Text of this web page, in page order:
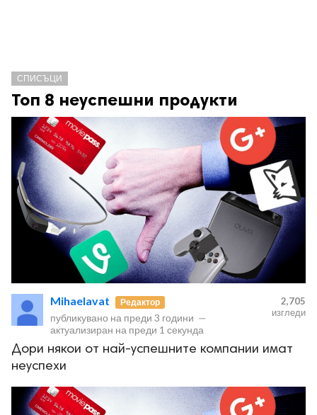
СПИСЪЦИ
Топ 8 неуспешни продукти
Mihaelavat Редактор
публикувано на преди 3 години —
актуализиран на преди 1 секунда
2,705
изгледи
Дори някои от най-успешните компании имат
неуспехи